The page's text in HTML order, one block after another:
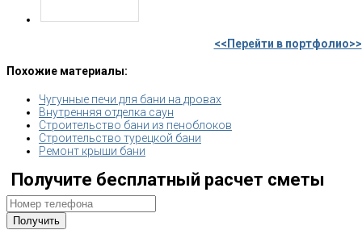
<<Перейти в портфолио>>
Похожие материалы:
Чугунные печи для бани на дровах
Внутренняя отделка саун
Строительство бани из пеноблоков
Строительство турецкой бани
Ремонт крыши бани
Получите бесплатный расчет сметы